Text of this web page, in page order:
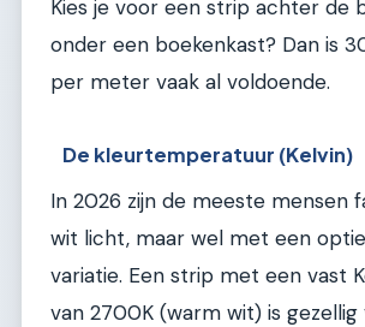
Kies je voor een strip achter de
onder een boekenkast? Dan is
per meter vaak al voldoende.
De kleurtemperatuur (Kelvin)
In 2026 zijn de meeste mensen
wit licht, maar wel met een
variatie. Een strip met een vast
van 2700K (warm wit) is